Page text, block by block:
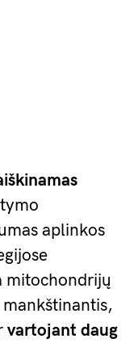
aplinkos
mitochondrijų
vartojant daug